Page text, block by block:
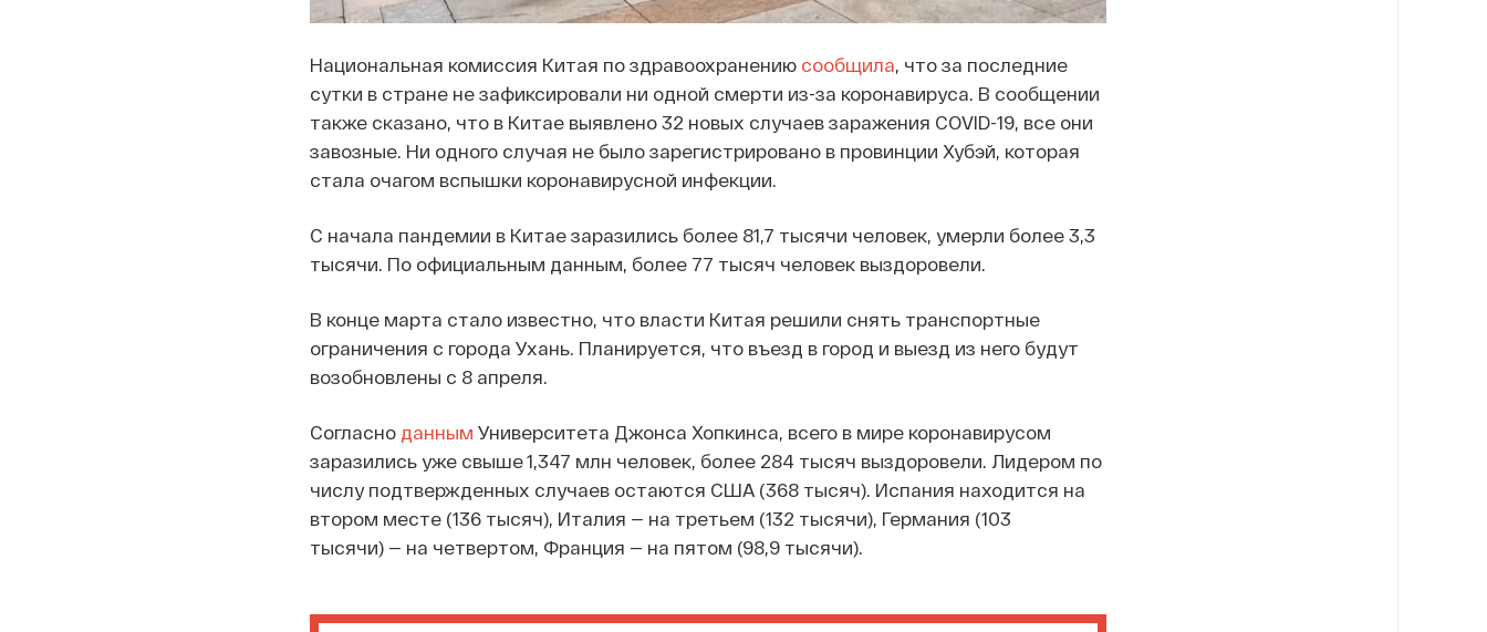
Национальная комиссия Китая по здравоохранению сообщила, что за последние
сутки в стране не зафиксировали ни одной смерти из-за коронавируса. В сообщении
также сказано, что в Китае выявлено 32 новых случаев заражения COVID-19, все они
завозные. Ни одного случая не было зарегистрировано в провинции Хубэй, которая
стала очагом вспышки коронавирусной инфекции.
С начала пандемии в Китае заразились более 81,7 тысячи человек, умерли более 3,3
тысячи. По официальным данным, более 77 тысяч человек выздоровели.
В конце марта стало известно, что власти Китая решили снять транспортные
ограничения с города Ухань. Планируется, что въезд в город и выезд из него будут
возобновлены с 8 апреля.
Согласно данным Университета Джонса Хопкинса, всего в мире коронавирусом
заразились уже свыше 1,347 млн человек, более 284 тысяч выздоровели. Лидером по
числу подтвержденных случаев остаются США (368 тысяч). Испания находится на
втором месте (136 тысяч), Италия — на третьем (132 тысячи), Германия (103
тысячи) — на четвертом, Франция — на пятом (98,9 тысячи).